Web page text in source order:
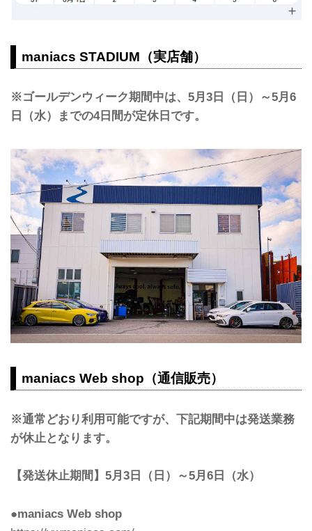
maniacs STADIUM（実店舗）
※ゴールデンウィーク期間中は、5月3日（日）～5月6
日（水）までの4日間が定休日です。
maniacs Web shop（通信販売）
※通常どおり利用可能ですが、下記期間中は発送業務
が休止となります。
【発送休止期間】5月3日（日）～5月6日（水）
●maniacs Web shop